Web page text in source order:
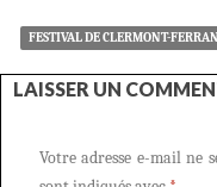
FESTIVAL DE CLERMONT-
LAISSER UN
Votre adresse e-mail ne